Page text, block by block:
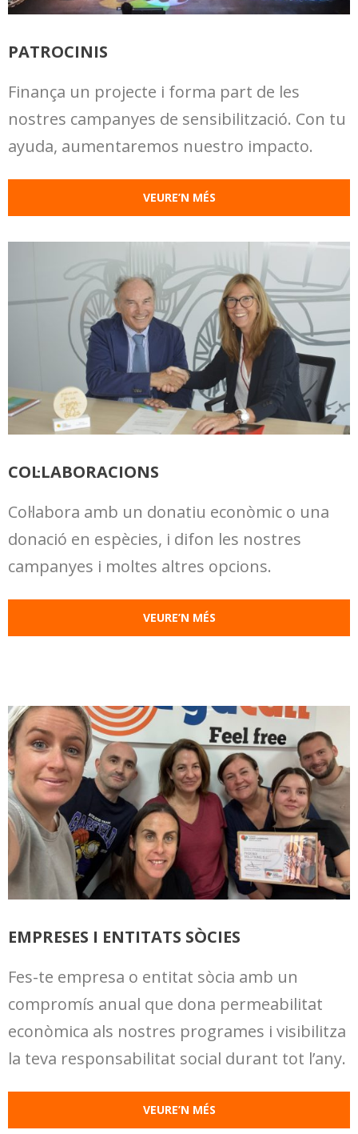
PATROCINIS
Finança un projecte i forma part de les
nostres campanyes de sensibilització. Con tu
ayuda, aumentaremos nuestro impacto.
VEURE’N MÉS
COL·LABORACIONS
Col·labora amb un donatiu econòmic o una
donació en espècies, i difon les nostres
campanyes i moltes altres opcions.
VEURE’N MÉS
EMPRESES I ENTITATS SÒCIES
Fes-te empresa o entitat sòcia amb un
compromís anual que dona permeabilitat
econòmica als nostres programes i visibilitza
la teva responsabilitat social durant tot l’any.
VEURE’N MÉS